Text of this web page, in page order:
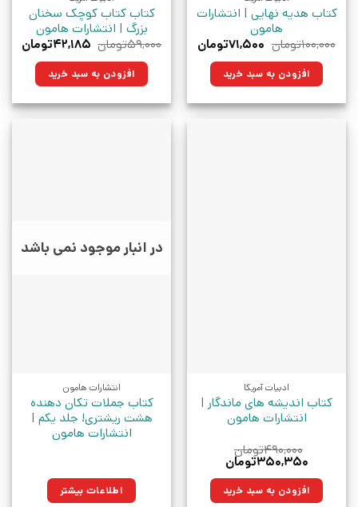
کتاب هدیه نهایی | انتشارات
هامون
۱۰۰,۰۰۰تومان قیمت
۱۰۰,۰۰۰تومان
بود.
۷۱,۵۰۰تومانقیمت
فعلی:
افزودن به سبد خرید
کتاب کتاب کوچک سخنان
بزرگ | انتشارات هامون
۵۹,۰۰۰تومان قیمت
۵۹,۰۰۰تومان
بود.
۴۲,۱۸۵تومان
افزودن به سبد خرید
ادبیات آمریکا
کتاب اندیشه های ماندگار |
انتشارات هامون
۴۹۰,۰۰۰تومان
قیمت
۴۹۰,۰۰۰تومان
بود.
۳۵۰,۳۵۰تومان
۳۵۰,۳۵۰تومان. افزودن به سبد خرید
در انبار موجود نمی باشد
انتشارات هامون
کتاب جملات تکان دهنده
هشت ریشتری! جلد یکم |
انتشارات هامون
اطلاعات بیشتر